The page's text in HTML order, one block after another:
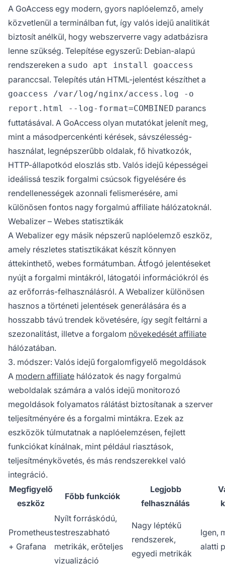
A GoAccess egy modern, gyors naplóelemző, amely
közvetlenül a terminálban fut, így valós idejű analitikát
biztosít anélkül, hogy webszerverre vagy adatbázisra
lenne szükség. Telepítése egyszerű: Debian-alapú
rendszereken a sudo apt install goaccess
paranccsal. Telepítés után HTML-jelentést készíthet a
goaccess /var/log/nginx/access.log -o
report.html --log-format=COMBINED parancs
futtatásával. A GoAccess olyan mutatókat jelenít meg,
mint a másodpercenkénti kérések, sávszélesség-
használat, legnépszerűbb oldalak, fő hivatkozók,
HTTP-állapotkód eloszlás stb. Valós idejű képességei
ideálissá teszik forgalmi csúcsok figyelésére és
rendellenességek azonnali felismerésére, ami
különösen fontos nagy forgalmú affiliate hálózatoknál.
Webalizer – Webes statisztikák
A Webalizer egy másik népszerű naplóelemző eszköz,
amely részletes statisztikákat készít könnyen
áttekinthető, webes formátumban. Átfogó jelentéseket
nyújt a forgalmi mintákról, látogatói információkról és
az erőforrás-felhasználásról. A Webalizer különösen
hasznos a történeti jelentések generálására és a
hosszabb távú trendek követésére, így segít feltárni a
szezonalitást, illetve a forgalom növekedését affiliate
hálózatában.
3. módszer: Valós idejű forgalomfigyelő megoldások
A modern affiliate hálózatok és nagy forgalmú
weboldalak számára a valós idejű monitorozó
megoldások folyamatos rálátást biztosítanak a szerver
teljesítményére és a forgalmi mintákra. Ezek az
eszközök túlmutatnak a naplóelemzésen, fejlett
funkciókat kínálnak, mint például riasztások,
teljesítménykövetés, és más rendszerekkel való
integráció.
Megfigyelő
eszköz
Főbb funkciók
Legjobb
felhasználás
Prometheus
+ Grafana
Nyílt forráskódú,
testreszabható
metrikák, erőteljes
vizualizáció
Nagy léptékű
rendszerek,
egyedi metrikák
Igen,
alatti